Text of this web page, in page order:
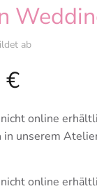
ab
€
online
in unserem
online